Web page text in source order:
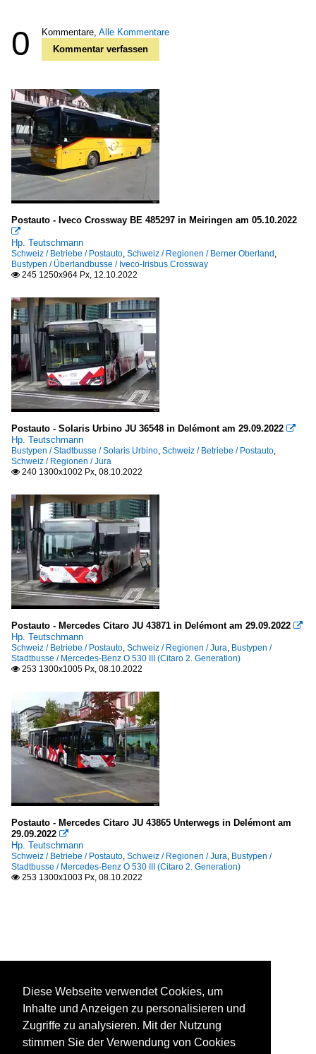
0 Kommentare, Alle Kommentare
Kommentar verfassen
Postauto - Iveco Crossway BE 485297 in Meiringen am 05.10.2022

Hp. Teutschmann
Schweiz / Betriebe / Postauto, Schweiz / Regionen / Berner Oberland ,
Bustypen / Überlandbusse / Iveco-Irisbus Crossway
 245 1250x964 Px, 12.10.2022
Postauto - Solaris Urbino JU 36548 in Delémont am 29.09.2022 
Hp. Teutschmann
Bustypen / Stadtbusse / Solaris Urbino, Schweiz / Betriebe / Postauto,
Schweiz / Regionen / Jura
 240 1300x1002 Px, 08.10.2022
Postauto - Mercedes Citaro JU 43871 in Delémont am 29.09.2022 
Hp. Teutschmann
Schweiz / Betriebe / Postauto, Schweiz / Regionen / Jura, Bustypen /
Stadtbusse / Mercedes-Benz O 530 III (Citaro 2. Generation)
 253 1300x1005 Px, 08.10.2022
Postauto - Mercedes Citaro JU 43865 Unterwegs in Delémont am
29.09.2022 
Hp. Teutschmann
Schweiz / Betriebe / Postauto, Schweiz / Regionen / Jura, Bustypen /
Stadtbusse / Mercedes-Benz O 530 III (Citaro 2. Generation)
 253 1300x1003 Px, 08.10.2022
Diese Webseite verwendet Cookies, um
Inhalte und Anzeigen zu personalisieren und
Zugriffe zu analysieren. Mit der Nutzung
stimmen Sie der Verwendung von Cookies